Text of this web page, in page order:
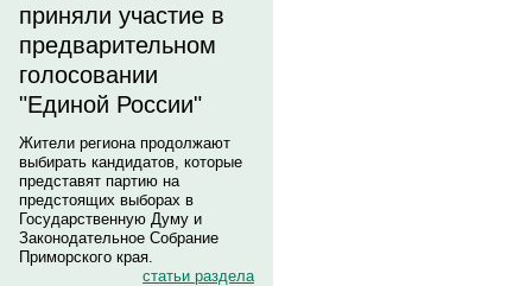
приняли участие в
предварительном
голосовании
"Единой России"
Жители региона продолжают
выбирать кандидатов, которые
представят партию на
предстоящих выборах в
Государственную Думу и
Законодательное Собрание
Приморского края.
статьи раздела